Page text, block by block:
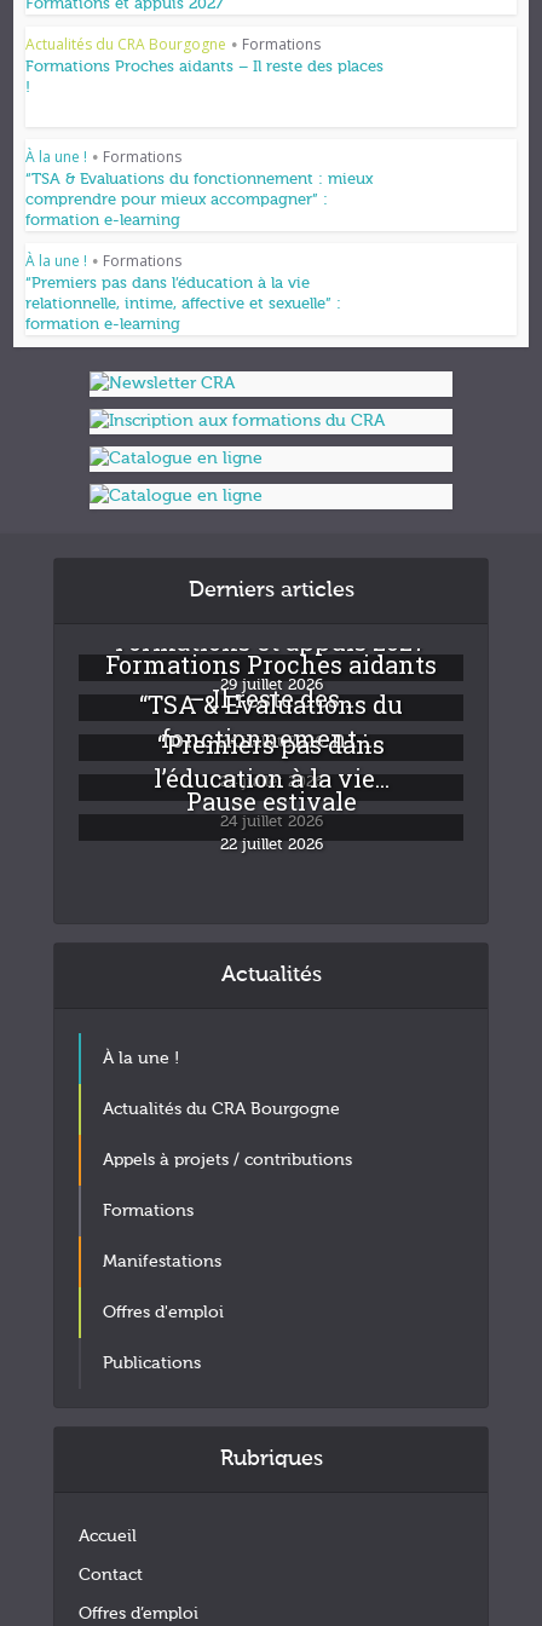
Formations et appuis 2027
Actualités du CRA Bourgogne • Formations
Formations Proches aidants – Il reste des places
!
À la une ! • Formations
“TSA & Evaluations du fonctionnement : mieux
comprendre pour mieux accompagner” :
formation e-learning
À la une ! • Formations
“Premiers pas dans l’éducation à la vie
relationnelle, intime, affective et sexuelle” :
formation e-learning
Derniers articles
Formations et appuis 2027
29 juillet 2026
Formations Proches aidants
– Il reste des...
24 juillet 2026
“TSA & Evaluations du
fonctionnement :...
24 juillet 2026
“Premiers pas dans
l’éducation à la vie...
24 juillet 2026
Pause estivale
22 juillet 2026
Actualités
À la une !
Actualités du CRA Bourgogne
Appels à projets / contributions
Formations
Manifestations
Offres d'emploi
Publications
Rubriques
Accueil
Contact
Offres d’emploi